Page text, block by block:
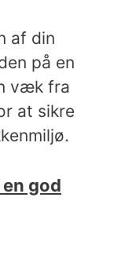
af din
på en
væk fra
at sikre
god